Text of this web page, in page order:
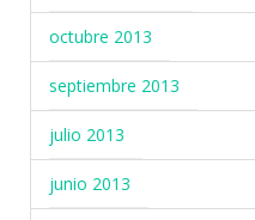
octubre 2013
septiembre 2013
julio 2013
junio 2013